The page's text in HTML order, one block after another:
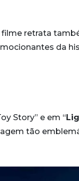
retrata
da
Story” e em “
tão